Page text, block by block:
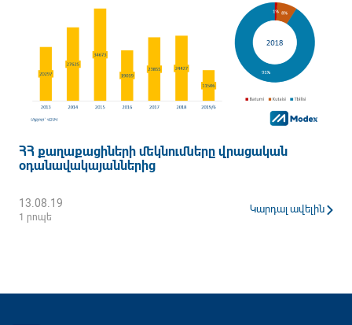
ՀՀ քաղաքացիների մեկնումները վրացական
օդանավակայաններից
13.08.19
1 րոպե
Կարդալ ավելին